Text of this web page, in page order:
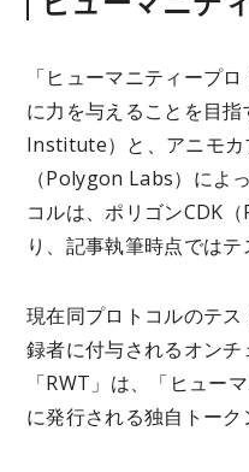
「ヒューマニティープ
に力を与えることを目
Institute）と、アニモ
（Polygon Labs）によ
コルは、ポリゴンCDK
り、記事執筆時点ではテ
現在同プロトコルのテ
録者に付与されるオン
「RWT」は、「ヒュー
に発行される独自トーク